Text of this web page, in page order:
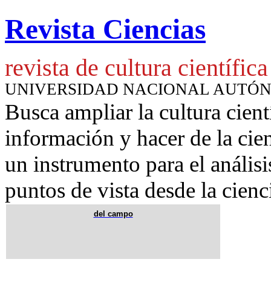
Revista Ciencias
revista de cultura científica
UNIVERSIDAD NACIONAL
Busca ampliar la cultura
información y hacer de la
un instrumento para el
puntos de vista desde la
del campo